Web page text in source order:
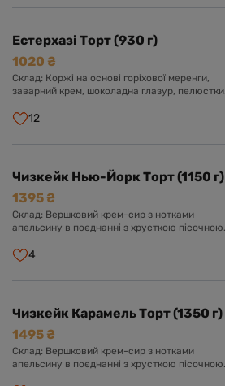
Естерхазі Торт (930 г)
1020 ₴
Склад: Коржі на основі горіхової меренги,
заварний крем, шоколадна глазур, пелюстки
12
Чизкейк Нью-Йорк Торт (1150 г)
1395 ₴
Склад: Вершковий крем-сир з нотками
апельсину в поєднанні з хрусткою пісочною
4
Чизкейк Карамель Торт (1350 г)
1495 ₴
Склад: Вершковий крем-сир з нотками
апельсину в поєднанні з хрусткою пісочною